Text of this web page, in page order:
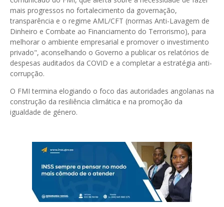
mais progressos no fortalecimento da governação,
transparência e o regime AML/CFT (normas Anti-Lavagem de
Dinheiro e Combate ao Financiamento do Terrorismo), para
melhorar o ambiente empresarial e promover o investimento
privado", aconselhando o Governo a publicar os relatórios de
despesas auditados da COVID e a completar a estratégia anti-
corrupção.
O FMI termina elogiando o foco das autoridades angolanas na
construção da resiliência climática e na promoção da
igualdade de género.